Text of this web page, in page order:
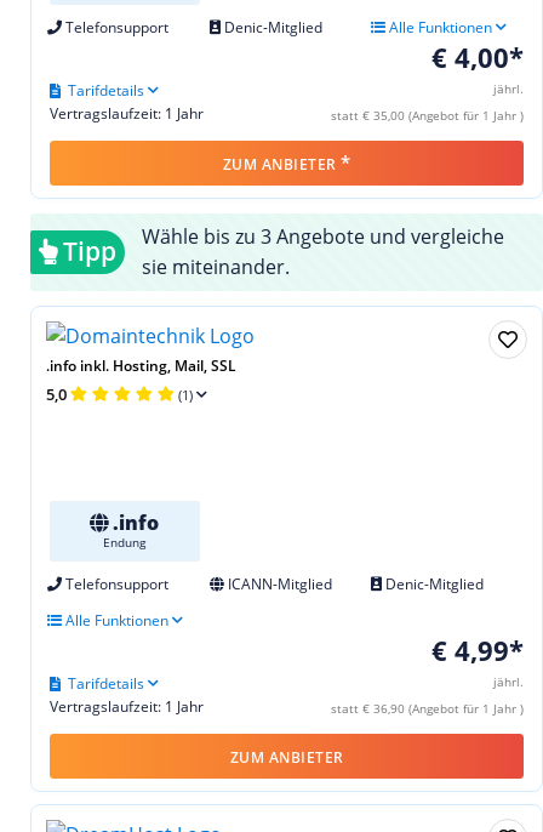
Telefonsupport Denic-Mitglied Alle Funktionen
€ 4,00*
jährl.
statt € 35,00 (Angebot für 1 Jahr )
Vertragslaufzeit: 1 Jahr
Tarifdetails
ZUM ANBIETER *
Tipp
Wähle bis zu 3 Angebote und vergleiche
sie miteinander.
.info inkl. Hosting, Mail, SSL
5,0 (1)
.info
Endung
Telefonsupport ICANN-Mitglied
Denic-Mitglied
Alle Funktionen
€ 4,99*
jährl.
statt € 36,90 (Angebot für 1 Jahr )
Vertragslaufzeit: 1 Jahr
Tarifdetails
ZUM ANBIETER